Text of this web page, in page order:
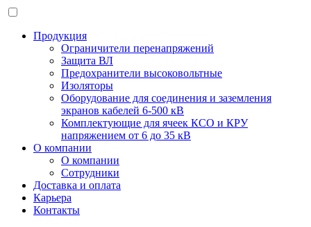
Продукция
Ограничители перенапряжений
Защита ВЛ
Предохранители высоковольтные
Изоляторы
Оборудование для соединения и заземления
экранов кабелей 6-500 кВ
Комплектующие для ячеек КСО и КРУ
напряжением от 6 до 35 кВ
О компании
О компании
Сотрудники
Доставка и оплата
Карьера
Контакты